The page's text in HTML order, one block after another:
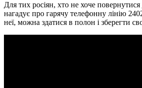
Для тих росiян, хто не хоче
нагадує про гарячу телефонну лiнiю
неї, можна здатися в полон i зберегти